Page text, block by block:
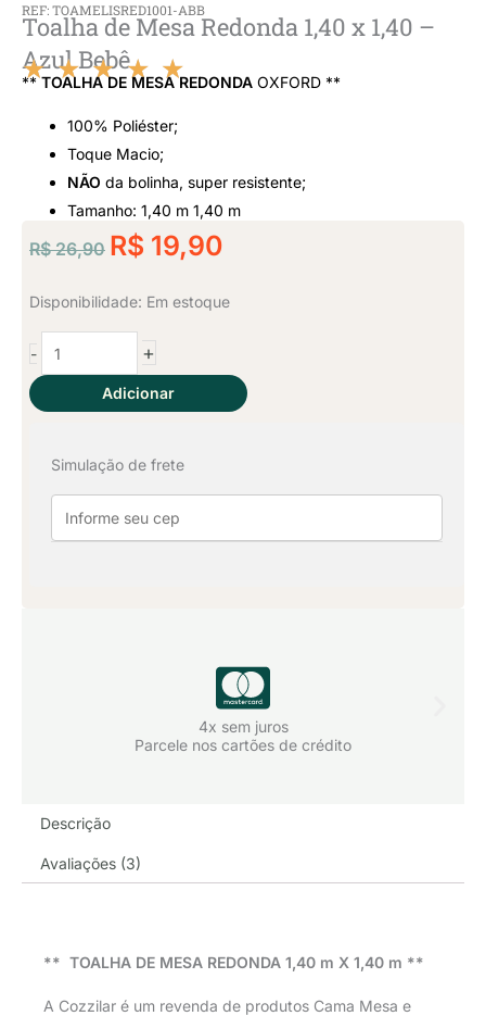
REF: TOAMELISRED1001-ABB
Toalha de Mesa Redonda 1,40 x 1,40 –
Azul Bebê
★ ★ ★ ★ ★
Classificado
5
de
5
**TOALHA DE MESA REDONDA OXFORD **
100% Poliéster;
Toque Macio;
NÃO da bolinha, super resistente;
Tamanho: 1,40 m 1,40 m
R$26,90
O
original
era:
R$ 26,90.
R$ 19,90
atual
Disponibilidade: Em estoque
-
Toalha
de
Mesa
1,40
1,40
Azul
+
Adicionar
Simulação de frete
4x sem juros
Parcele nos cartões de crédito
Descrição
Avaliações (3)
** TOALHA DE MESA REDONDA 1,40 m X 1,40 m **
A Cozzilar é um revenda de produtos Cama Mesa e